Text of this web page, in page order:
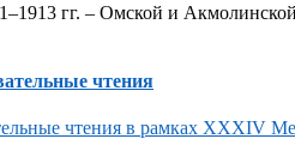
гг. – Омской и
чтения